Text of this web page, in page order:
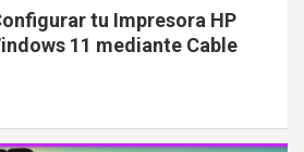
tu Impresora HP
11 mediante Cable